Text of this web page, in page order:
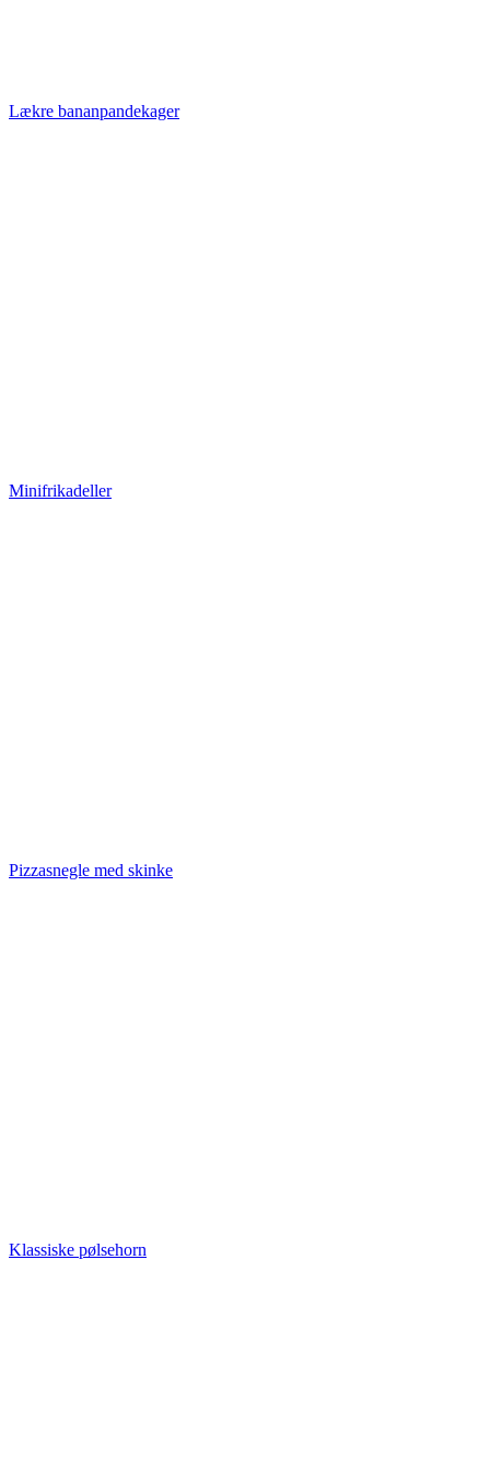
Lækre bananpandekager
Minifrikadeller
Pizzasnegle med skinke
Klassiske pølsehorn